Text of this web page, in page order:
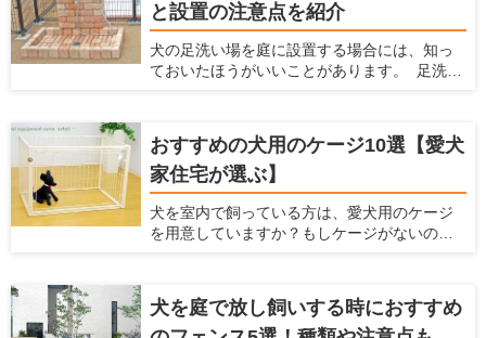
ペットを敷くことをおすすめします。 ここで
は犬を飼う場合の家でのカーペットの魅力を
紹介するとともに、愛犬と暮らしやすい家を
提案している愛犬家住宅だからこその視点
る人はぜひ参考にしてくださいね！
と設置の注意点を紹介
犬の足洗い場を庭に設置する場合には、知っ
ておいたほうがいいことがあります。 足洗い
て便利です。しかし、足洗い場はただ設置す
るだけだと後々不都合が起こったり、それが
原因で使わなくなったりします。 ここでは、
犬と暮らすための住宅の情報を提供している
愛犬家住宅ならではの視点で、足洗い場に必
要な設備や注意点、おすすめの足洗い場など
おすすめの犬用のケージ10選【愛犬
家住宅が選ぶ】
犬を室内で飼っている方は、愛犬用のケージ
を用意していますか？もしケージがないので
えていたら、犬にとってはとてもマイナスに
なっているかもしれませんよ。 ここでは、犬
犬を庭で放し飼いする時におすすめ